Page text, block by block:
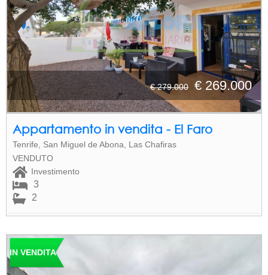
€ 279.000 € 269.000
Appartamento in vendita - El Faro
Tenrife, San Miguel de Abona, Las Chafiras
VENDUTO
Investimento
3
2
IN VENDITA